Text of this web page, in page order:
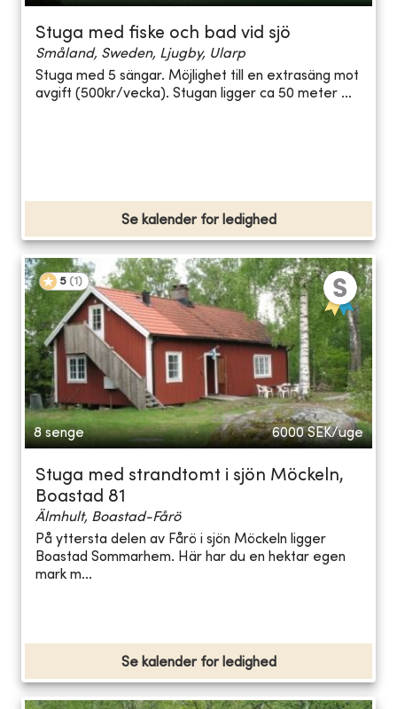
Stuga med fiske och bad vid sjö
Småland, Sweden, Ljugby, Ularp
Stuga med 5 sängar. Möjlighet till en extrasäng mot
avgift (500kr/vecka). Stugan ligger ca 50 meter ...
Se kalender for ledighed
5 (1 )
8 senge 6000 SEK/uge
Stuga med strandtomt i sjön Möckeln,
Boastad 81
Älmhult, Boastad-Fårö
På yttersta delen av Fårö i sjön Möckeln ligger
Boastad Sommarhem. Här har du en hektar egen
mark m...
Se kalender for ledighed